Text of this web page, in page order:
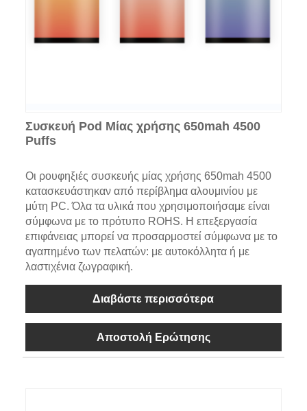
Συσκευή Pod Μίας χρήσης 650mah 4500
Puffs
Οι ρουφηξιές συσκευής μίας χρήσης 650mah 4500
κατασκευάστηκαν από περίβλημα αλουμινίου με
μύτη PC. Όλα τα υλικά που χρησιμοποιήσαμε είναι
σύμφωνα με το πρότυπο ROHS. Η επεξεργασία
επιφάνειας μπορεί να προσαρμοστεί σύμφωνα με το
αγαπημένο των πελατών: με αυτοκόλλητα ή με
λαστιχένια ζωγραφική.
Διαβάστε περισσότερα
Αποστολή Ερώτησης